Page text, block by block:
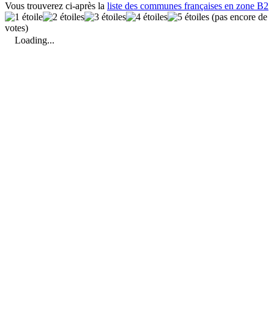
Vous trouverez ci-après la liste des communes françaises en zone B2
(pas encore de
votes)
Loading...